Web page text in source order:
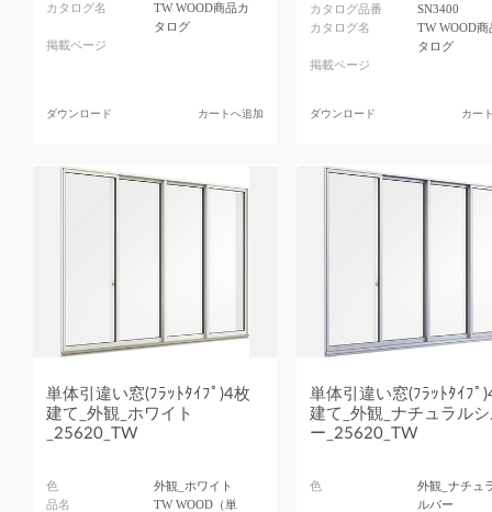
カタログ名
TW WOOD商品カ
タログ
掲載ページ
ダウンロード カートへ追加
カタログ品番
SN3400
カタログ名
TW WOOD商
タログ
掲載ページ
ダウンロード カー
単体引違い窓(ﾌﾗｯﾄﾀｲﾌﾟ)4枚
建て_外観_ホワイト
_25620_TW
色
外観_ホワイト
品名
TW WOOD（単
単体引違い窓(ﾌﾗｯﾄﾀｲﾌﾟ
建て_外観_ナチュラル
ー_25620_TW
色
外観_ナチュ
ルバー